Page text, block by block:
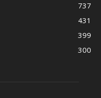
737
431
399
300